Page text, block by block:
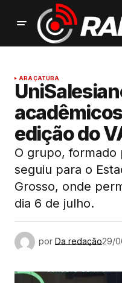
ARAÇATUBA
edição do
O grupo, formado
seguiu para o
Grosso, onde
dia 6 de julho.
por Da redação29/